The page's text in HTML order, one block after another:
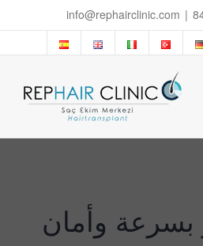
|
info@rephairclinic.com
بسرعة وأمان